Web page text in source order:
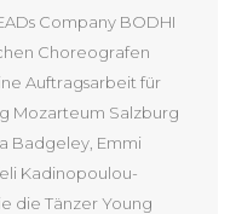
Company BODHI
Choreografen
Auftragsarbeit für
Mozarteum Salzburg
Badgeley, Emmi
Kadinopoulou-
die Tänzer Young